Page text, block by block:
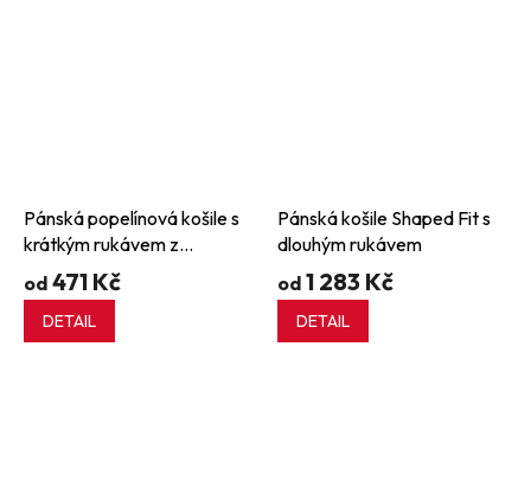
Pánská popelínová košile s
krátkým rukávem z
polybavlny se snadnou
údržbou
od 471 Kč
DETAIL
Pánská košile Shaped Fit s
dlouhým rukávem
od 1 283 Kč
DETAIL